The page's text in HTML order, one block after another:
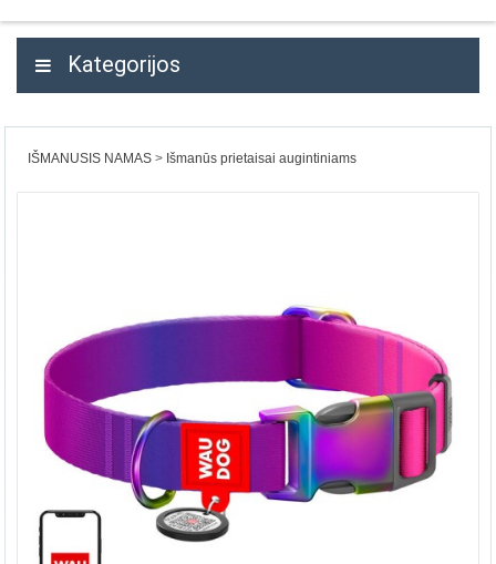
Kategorijos
IŠMANUSIS NAMAS Išmanūs prietaisai augintiniams